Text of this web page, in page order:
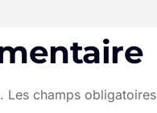
Les champs